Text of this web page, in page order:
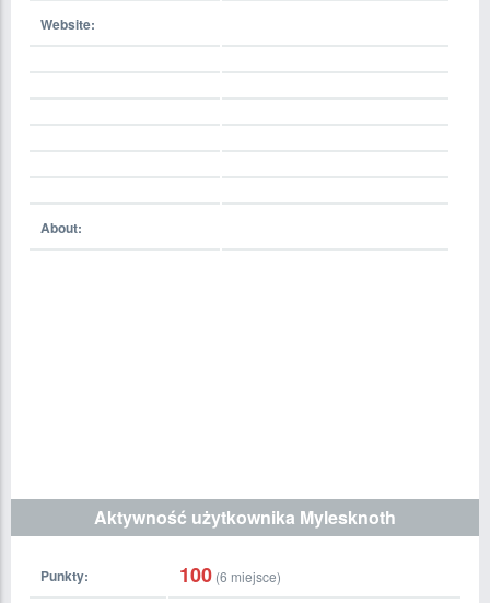
Website:
About:
Aktywność użytkownika Mylesknoth
Punkty: 100 (6 miejsce)